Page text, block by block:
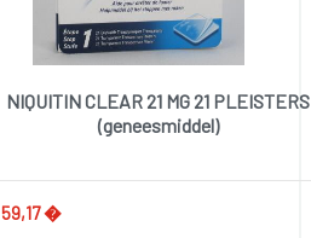
NIQUITIN CLEAR 21 MG 21 PLEISTERS
(geneesmiddel)
59,17 �